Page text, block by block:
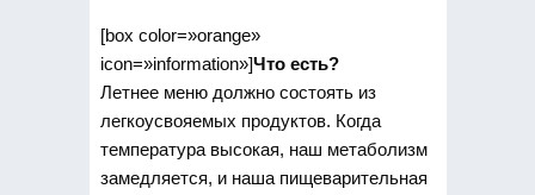
[box color=»orange»
icon=»information»]Что есть?
Летнее меню должно состоять из
легкоусвояемых продуктов. Когда
температура высокая, наш метаболизм
замедляется, и наша пищеварительная